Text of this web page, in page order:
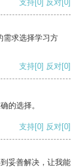
支持[0] 反对[0]
需求选择学习方
支持[0] 反对[0]
的选择。
支持[0] 反对[0]
妥善解决，让我能